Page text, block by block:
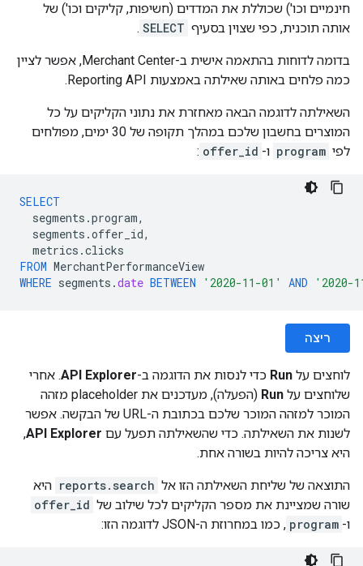
חינמיים וכו') שכוללת את המדדים (חשיפות, קליקים וכו') של
אותה תוכנית, כפי שצוין בסעיף SELECT
.
בדומה לדוחות בהתאמה אישית ב-Merchant Center, אפשר לציין
כמה פלחים באותה שאילתה באמצעות Reporting API.
השאילתה לדוגמה הבאה מאחזרת את נתוני הקליקים על כל
המוצרים בחשבון שלכם במהלך תקופה של 30 ימים, מפולחים
לפי program ו- offer_id
:
SELECT
segments .program,
segments .offer_id,
metrics .clicks
FROM MerchantPerformanceView
WHERE segments .date BETWEEN '2020-11-01' AND '2020-
ריצה
לוחצים על Run כדי לנסות את הדוגמה ב-API Explorer. אחרי
שלוחצים על Run
(הפעלה), מעדכנים את placeholder מזהה
המוכר למזהה המוכר שלכם בכתובת ה-URL של הבקשה. אפשר
לשנות את השאילתה. כדי שהשאילתה תפעל עם API Explorer
,
היא צריכה להיות בשורה אחת.
התוצאה של שליחת השאילתה הזו אל reports.search היא
שורה שמציינת את מספר הקליקים לכל שילוב של offer_id
ו- program , כמו במחרוזת ה-JSON לדוגמה הזו: